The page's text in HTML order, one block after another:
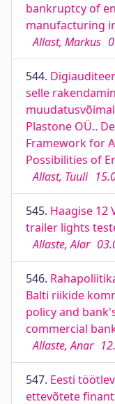
bankruptcy of
manufacturing
Allast, Markus
544.
selle
Plastone OÜ..
Framework for
Possibilities of
Allast, Tuuli
545. Haagise 12
trailer lights
Allaste, Alar
546.
Balti riikide
policy and
commercial
Allaste, Anar
547. Eesti
ettevõtete